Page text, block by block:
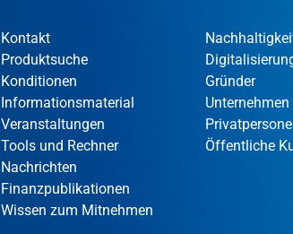
Kontakt
Produktsuche
Konditionen
Informationsmaterial
Veranstaltungen
Tools und Rechner
Nachrichten
Finanzpublikationen
Wissen zum Mitnehmen
Gründer
Unternehmen
Öffentliche